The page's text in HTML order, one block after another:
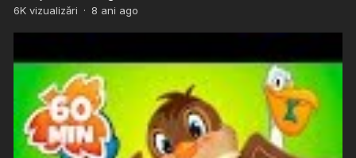
6Kvizualizări · 8 ani ago